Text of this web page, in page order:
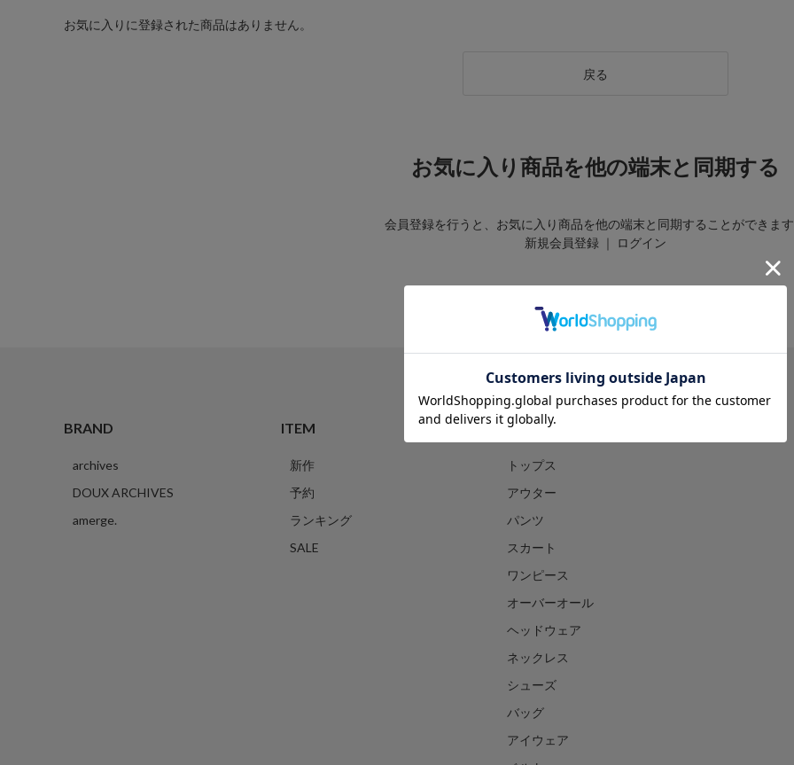
お気に入りに登録された商品はありません。
戻る
お気に入り商品を他の端末と同期する
会員登録を行うと、お気に入り商品を他の端末と同期することができます
新規会員登録 ｜ ログイン
BRAND
archives
DOUX ARCHIVES
amerge.
ITEM
新作
予約
ランキング
SALE
CATEGORY
トップス
アウター
パンツ
スカート
ワンピース
オーバーオール
ヘッドウェア
ネックレス
シューズ
バッグ
アイウェア